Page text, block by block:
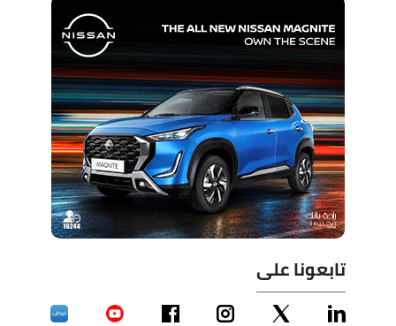
تابعونا على